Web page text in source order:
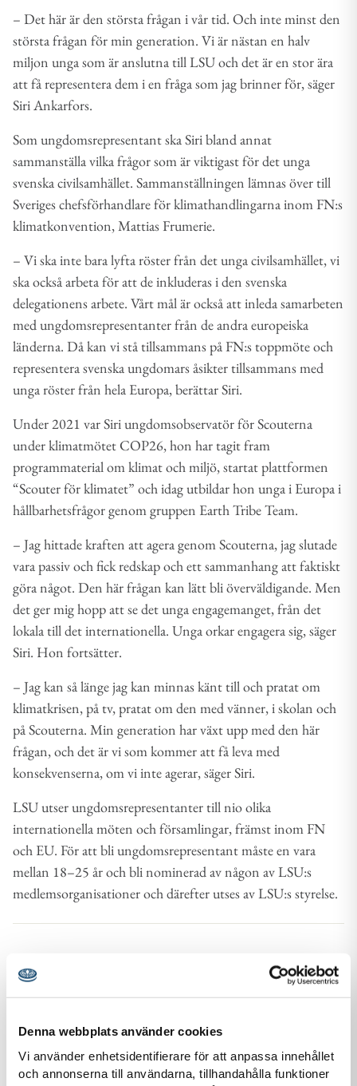
Denna webbplats använder cookies
Vi använder enhetsidentifierare för att anpassa innehållet
och annonserna till användarna, tillhandahålla funktioner
– Det här är den största frågan i vår tid. Och inte minst den
största frågan för min generation. Vi är nästan en halv
miljon unga som är anslutna till LSU och det är en stor ära
att få representera dem i en fråga som jag brinner för, säger
Siri Ankarfors.
Som ungdomsrepresentant ska Siri bland annat
sammanställa vilka frågor som är viktigast för det unga
svenska civilsamhället. Sammanställningen lämnas över till
Sveriges chefsförhandlare för klimathandlingarna inom FN:s
klimatkonvention, Mattias Frumerie.
– Vi ska inte bara lyfta röster från det unga civilsamhället, vi
ska också arbeta för att de inkluderas i den svenska
delegationens arbete. Vårt mål är också att inleda samarbeten
med ungdomsrepresentanter från de andra europeiska
länderna. Då kan vi stå tillsammans på FN:s toppmöte och
representera svenska ungdomars åsikter tillsammans med
unga röster från hela Europa, berättar Siri.
Under 2021 var Siri ungdomsobservatör för Scouterna
under klimatmötet COP26, hon har tagit fram
programmaterial om klimat och miljö, startat plattformen
“Scouter för klimatet” och idag utbildar hon unga i Europa i
hållbarhetsfrågor genom gruppen Earth Tribe Team.
– Jag hittade kraften att agera genom Scouterna, jag slutade
vara passiv och fick redskap och ett sammanhang att faktiskt
göra något. Den här frågan kan lätt bli överväldigande. Men
det ger mig hopp att se det unga engagemanget, från det
lokala till det internationella. Unga orkar engagera sig, säger
Siri. Hon fortsätter.
– Jag kan så länge jag kan minnas känt till och pratat om
klimatkrisen, på tv, pratat om den med vänner, i skolan och
på Scouterna. Min generation har växt upp med den här
frågan, och det är vi som kommer att få leva med
konsekvenserna, om vi inte agerar, säger Siri.
LSU utser ungdomsrepresentanter till nio olika
internationella möten och församlingar, främst inom FN
och EU. För att bli ungdomsrepresentant måste en vara
mellan 18–25 år och bli nominerad av någon av LSU:s
medlemsorganisationer och därefter utses av LSU:s styrelse.
Ladda ner